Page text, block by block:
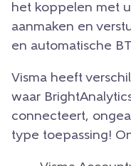
het koppelen met
aanmaken en
en automatische
Visma heeft
waar
connecteert,
type toepassing!